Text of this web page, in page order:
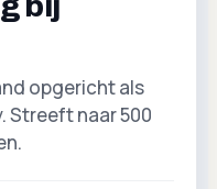
opgericht als
Streeft naar 500